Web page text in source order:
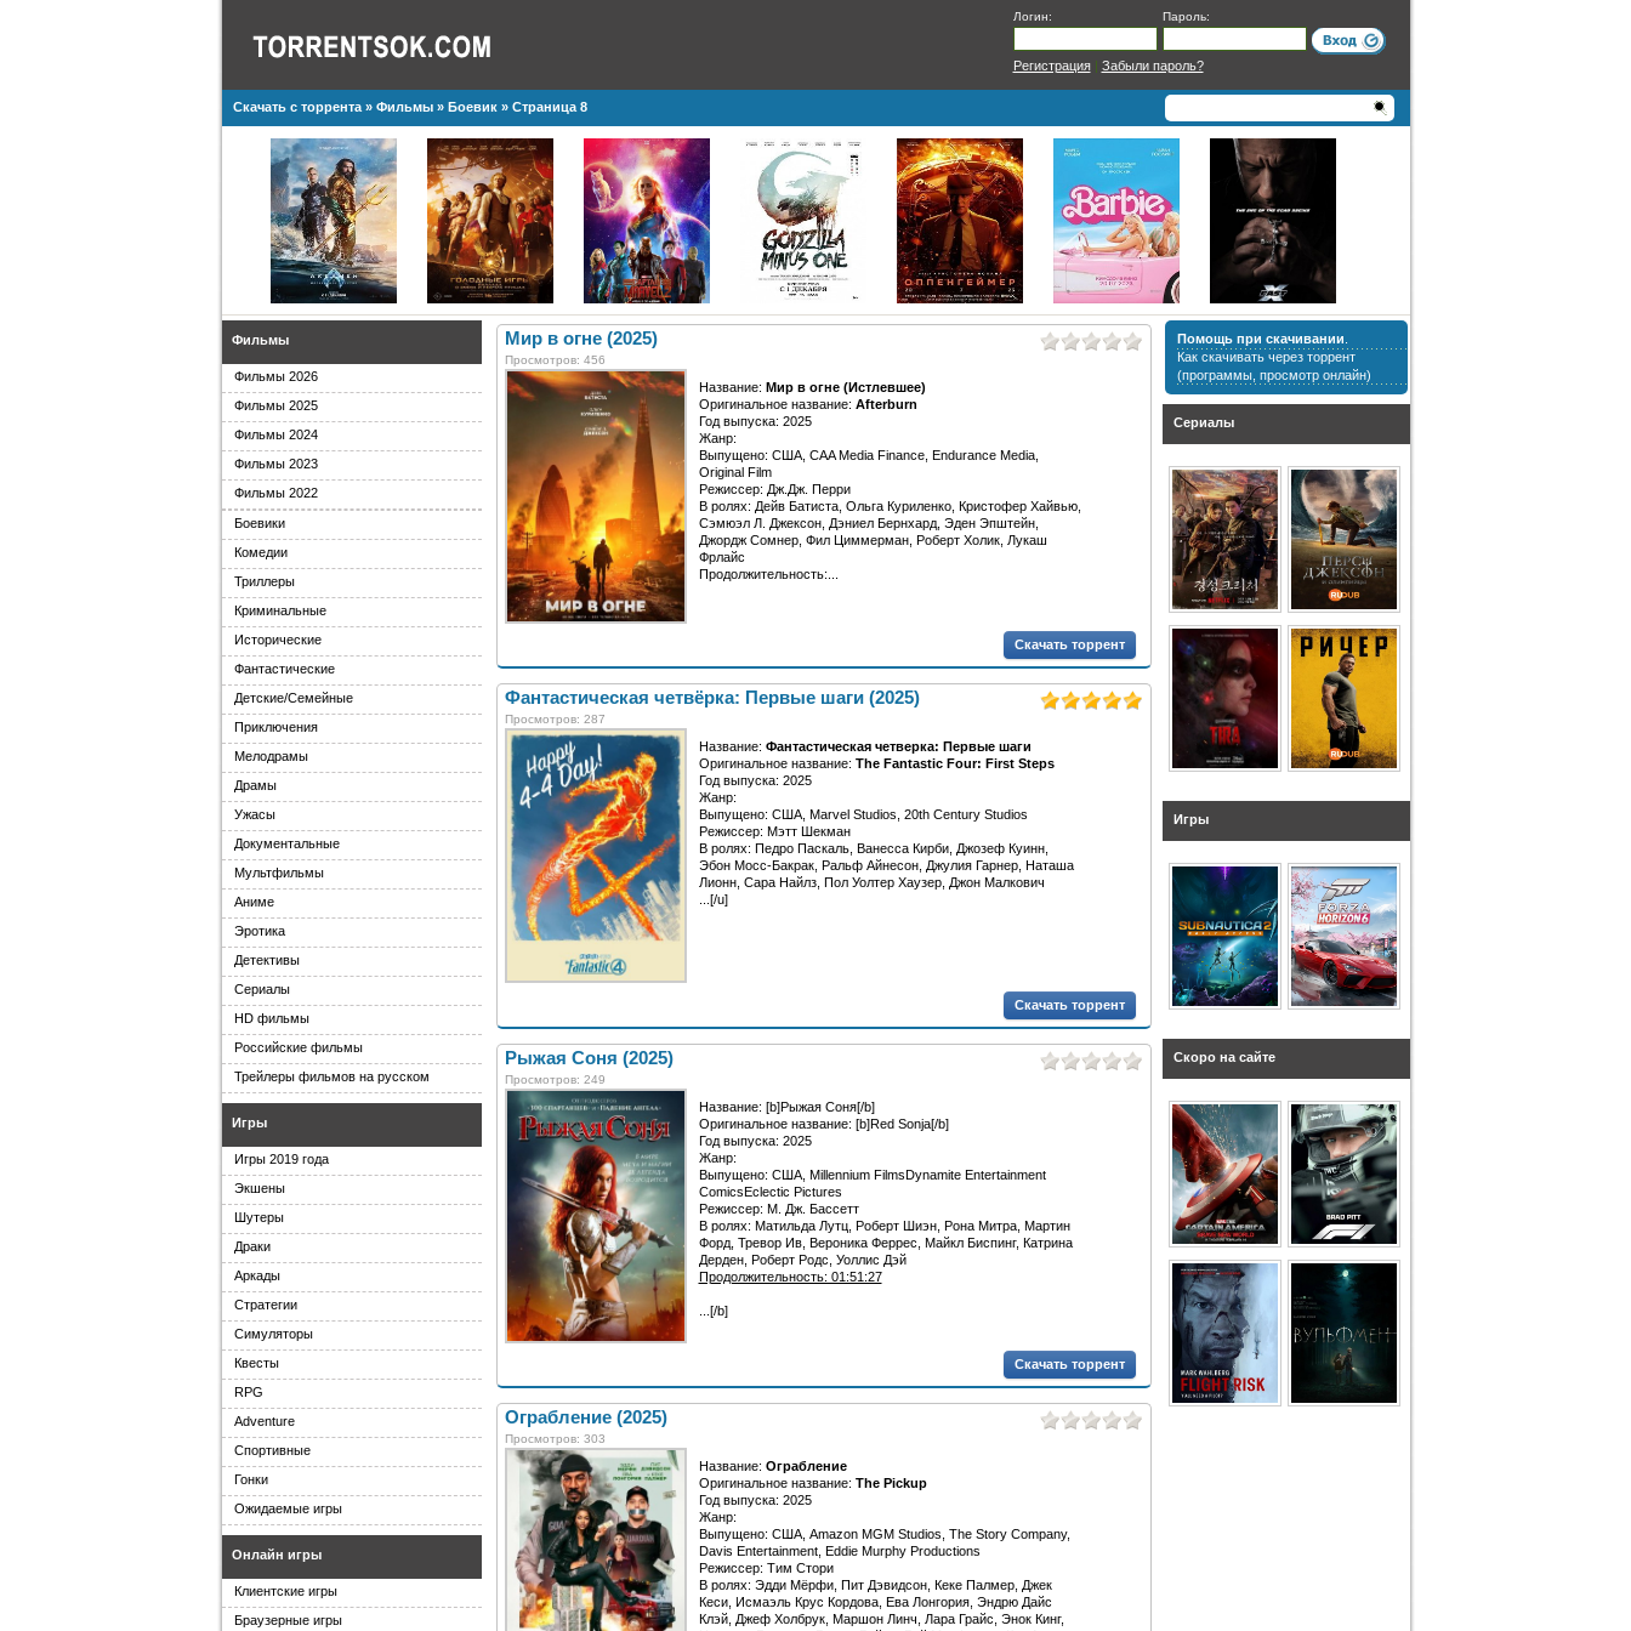
Логин: Пароль:
Регистрация| Забыли пароль?
Скачать с торрента» Фильмы» Боевик» Страница 8
Помощь при скачивании
Как скачивать через торрент
(программы, просмотр онлайн)
Сериалы
Игры
Скоро на сайте
Мир в огне (2025)
Просмотров: 456
Название: Мир в огне (Истлевшее)
Оригинальное название: Afterburn
Год выпуска: 2025
Жанр:
Выпущено: США, CAA Media Finance, Endurance Media,
Original Film
Режиссер: Дж.Дж. Перри
В ролях: Дейв Батиста, Ольга Куриленко, Кристофер Хайвью,
Сэмюэл Л. Джексон, Дэниел Бернхард, Эден Эпштейн,
Джордж Сомнер, Фил Циммерман, Роберт Холик, Лукаш
Фрлайс
Продолжительность:...
Скачать торрент
Фантастическая четвёрка: Первые шаги (2025)
Просмотров: 287
Название: Фантастическая четверка: Первые шаги
Оригинальное название: The Fantastic Four: First Steps
Год выпуска: 2025
Жанр:
Выпущено: США, Marvel Studios, 20th Century Studios
Режиссер: Мэтт Шекман
В ролях: Педро Паскаль, Ванесса Кирби, Джозеф Куинн,
Эбон Мосс-Бакрак, Ральф Айнесон, Джулия Гарнер, Наташа
Лионн, Сара Найлз, Пол Уолтер Хаузер, Джон Малкович
...[/u]
Скачать торрент
Рыжая Соня (2025)
Просмотров: 249
Название: [b]Рыжая Соня[/b]
Оригинальное название: [b]Red Sonja[/b]
Год выпуска: 2025
Жанр:
Выпущено: США, Millennium FilmsDynamite Entertainment
ComicsEclectic Pictures
Режиссер: М. Дж. Бассетт
В ролях: Матильда Лутц, Роберт Шиэн, Рона Митра, Мартин
Форд, Тревор Ив, Вероника Феррес, Майкл Биспинг, Катрина
Дерден, Роберт Родс, Уоллис Дэй
Продолжительность: 01:51:27
...[/b]
Скачать торрент
Ограбление (2025)
Просмотров: 303
Название: Ограбление
Оригинальное название: The Pickup
Год выпуска: 2025
Жанр:
Выпущено: США, Amazon MGM Studios, The Story Company,
Davis Entertainment, Eddie Murphy Productions
Режиссер: Тим Стори
В ролях: Эдди Мёрфи, Пит Дэвидсон, Кеке Палмер, Джек
Кеси, Исмаэль Крус Кордова, Ева Лонгория, Эндрю Дайс
Клэй, Джеф Холбрук, Маршон Линч, Лара Грайс, Энок Кинг,
Фильмы
Фильмы 2026
Фильмы 2025
Фильмы 2024
Фильмы 2023
Фильмы 2022
Боевики
Комедии
Триллеры
Криминальные
Исторические
Фантастические
Детские/Семейные
Приключения
Мелодрамы
Драмы
Ужасы
Документальные
Мультфильмы
Аниме
Эротика
Детективы
Сериалы
HD фильмы
Российские фильмы
Трейлеры фильмов на русском
Игры
Игры 2019 года
Экшены
Шутеры
Драки
Аркады
Стратегии
Симуляторы
Квесты
RPG
Adventure
Спортивные
Гонки
Ожидаемые игры
Онлайн игры
Клиентские игры
Браузерные игры